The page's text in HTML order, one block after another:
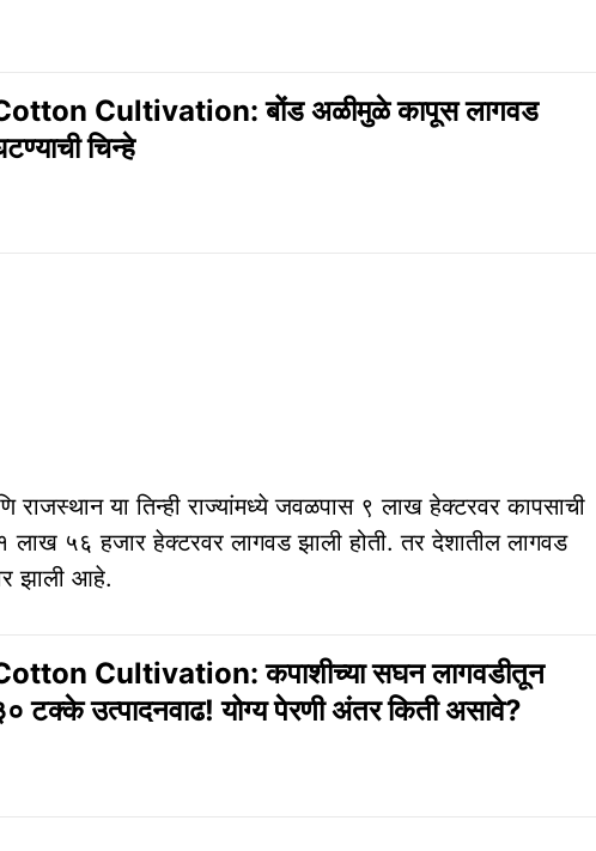
Cultivation: बोंड अळीमुळे कापूस लागवड
चिन्हे
राजस्थान या तिन्ही राज्यांमध्ये जवळपास ९ लाख हेक्टरवर कापसाची
लाख ५६ हजार हेक्टरवर लागवड झाली होती. तर देशातील लागवड
झाली आहे.
Cultivation: कपाशीच्या सघन लागवडीतून
टक्के उत्पादनवाढ! योग्य पेरणी अंतर किती असावे?